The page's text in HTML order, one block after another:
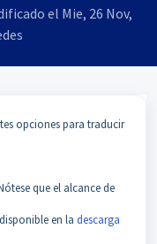
el Mie, 26 Nov,
opciones para traducir
que el alcance de
en la descarga